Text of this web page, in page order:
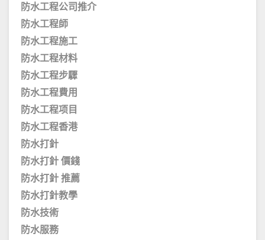
防水工程公司推介
防水工程師
防水工程施工
防水工程材料
防水工程步驟
防水工程費用
防水工程项目
防水工程香港
防水打針
防水打針 價錢
防水打針 推薦
防水打針教學
防水技術
防水服務